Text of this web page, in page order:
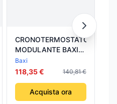
CRONOTERMOSTATO
MODULANTE BAXI
BAXI
Baxi
118,35 € 140,81 €
Acquista ora